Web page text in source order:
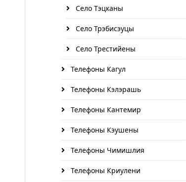
Село Тэцканы
Село Трэбисэуцы
Село Трестийены
Телефоны Кагул
Телефоны Кэлэрашь
Телефоны Кантемир
Телефоны Кэушены
Телефоны Чимишлия
Телефоны Криулени